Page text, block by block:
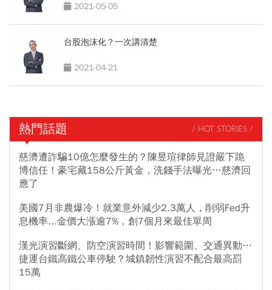
2021-05-05
台股泡沫化？一次講清楚
2021-04-21
熱門話題 / HOT STORIES /
慈濟遭詐騙10億怎麼發生的？陳昱瑄律師見證嚴下跪
博信任！豪宅藏158公斤黃金，洗錢手法曝光…慈濟回
應了
美國7月非農爆冷！就業意外減少2.3萬人，削弱Fed升
息機率...金價大漲逾7%，創7個月來最佳單周
漢光演習斷網、防空演習時間！影響範圍、交通異動…
捷運台鐵高鐵公車停駛？城鎮韌性演習不配合最高罰
15萬